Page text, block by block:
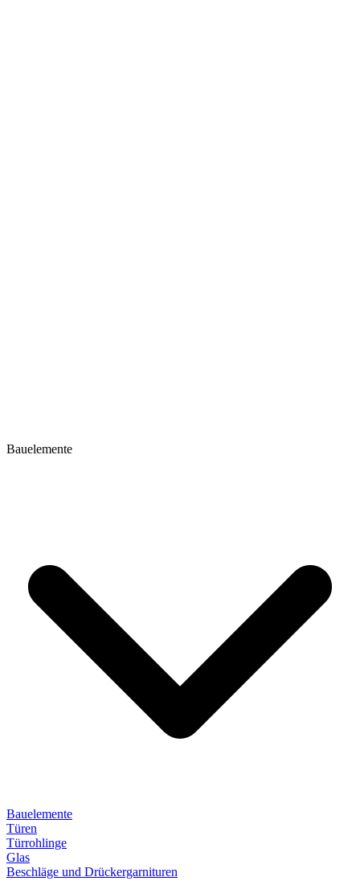
Bauelemente
Bauelemente
Türen
Türrohlinge
Glas
Beschläge und Drückergarnituren